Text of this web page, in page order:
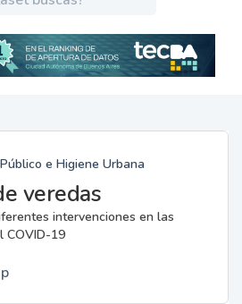
e Higiene Urbana
veredas
intervenciones en las
COVID-19